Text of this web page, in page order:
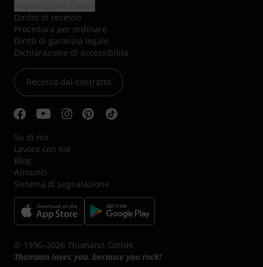
Diritto di recesso
Procedura per ordinare
Diritti di garanzia legale
Dichiarazione di accessibilità
Recesso dal contratto
Su di noi
Lavora con noi
Blog
Annunci
Sistema di segnalazione
© 1996–2026 Thomann GmbH.
Thomann loves you, because you rock!